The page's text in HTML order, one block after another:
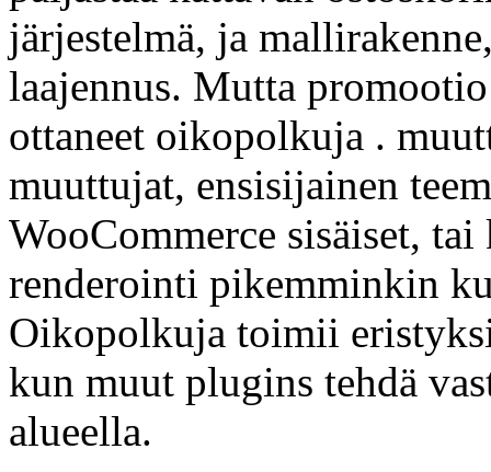
järjestelmä, ja
laajennus. Mutta
ottaneet oikopolkuja .
muuttujat, ensisijainen
WooCommerce sisäiset,
renderointi pikemminkin
Oikopolkuja toimii
kun muut plugins tehdä
alueella.